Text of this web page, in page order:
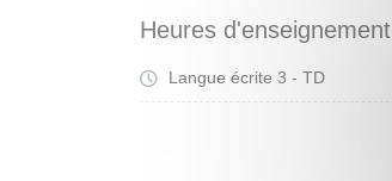
Heures d'enseignement
Langue écrite 3 - TD